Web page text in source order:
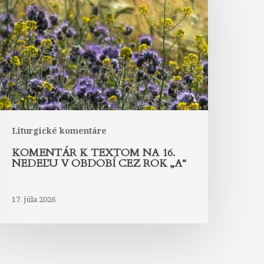
Liturgické komentáre
KOMENTÁR K TEXTOM NA 16.
NEDEĽU V OBDOBÍ CEZ ROK „A“
17. júla 2026